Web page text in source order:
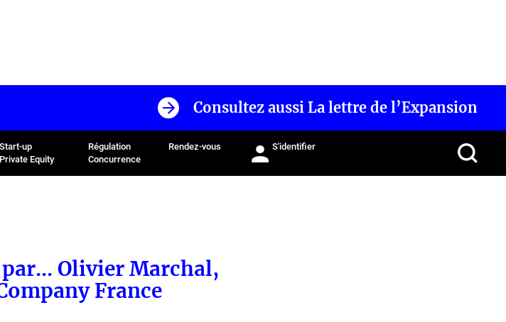
Consultez aussi La lettre de l’Expansion
Start-up
Private Equity
Régulation
Concurrence
Rendez-vous S'identifier
Olivier Marchal,
France